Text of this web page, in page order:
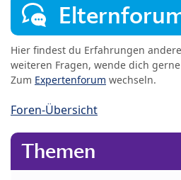
Hier findest du Erfahrungen
weiteren Fragen, wende dich
Zum Expertenforum wechseln.
Foren-Übersicht
Themen